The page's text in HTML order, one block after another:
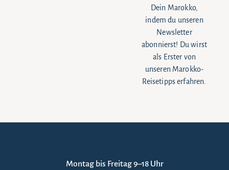
Dein Marokko,
indem du unseren
Newsletter
abonnierst! Du wirst
als Erster von
unseren Marokko-
Reisetipps erfahren.
Montag bis Freitag 9–18 Uhr